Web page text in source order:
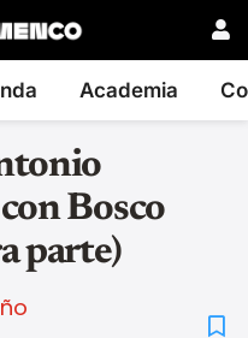
Academia
Bosco
parte)